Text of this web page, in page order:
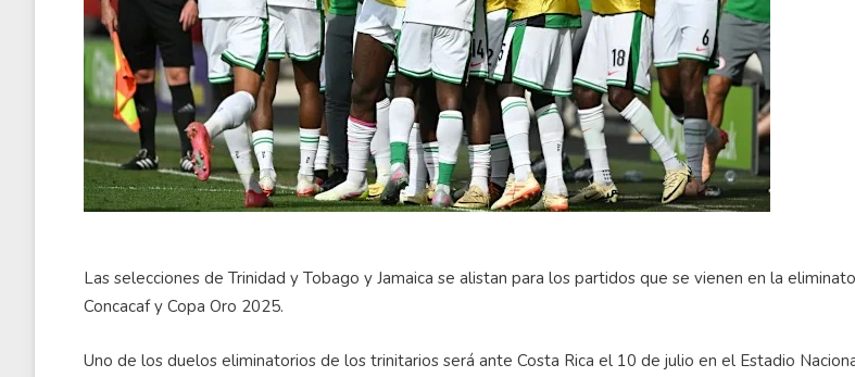
Las selecciones de Trinidad y Tobago y Jamaica se alistan para los partidos que se vienen en la
Concacaf y Copa Oro 2025.
Uno de los duelos eliminatorios de los trinitarios será ante Costa Rica el 10 de julio en el Estadio